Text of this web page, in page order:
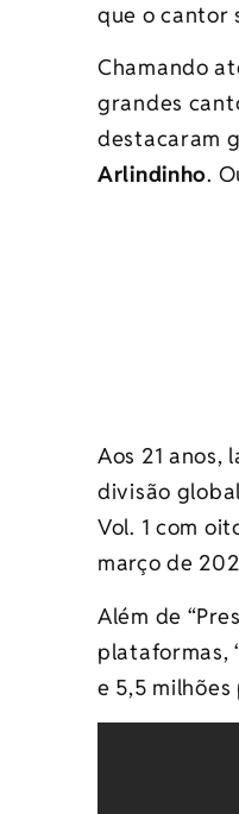
que o cantor
Chamando
grandes
destacaram
Arlindinho.
Aos 21 anos,
divisão
Vol. 1 com
março de
Além de
plataformas,
e 5,5